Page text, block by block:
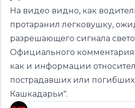
На видео видно, как
протаранил легковушку,
разрешающего сигнала
Официального комментария
как и информации
пострадавших или
Кашкадарьи".